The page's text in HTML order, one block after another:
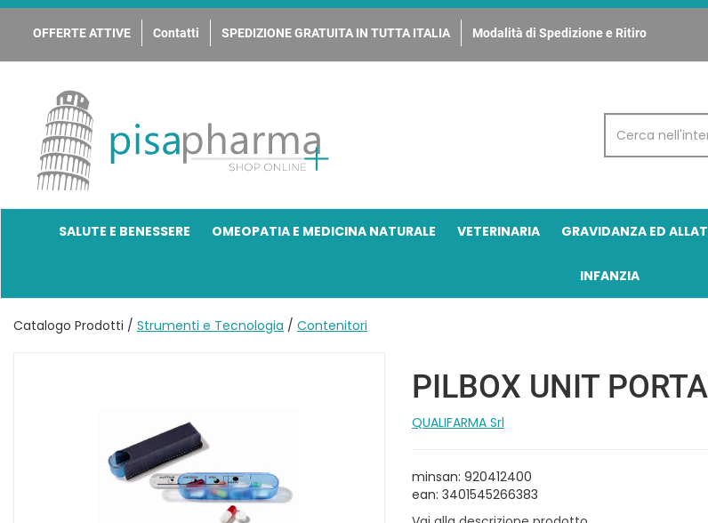
Passa
principale
OFFERTE ATTIVE Contatti SPEDIZIONE GRATUITA IN TUTTA ITALIA Modalità di Spedizione e Ritiro
PisaPharma
Prodotto
SALUTE E BENESSERE OMEOPATIA E MEDICINA NATURALE VETERINARIA GRAVIDANZA ED
INFANZIA
Catalogo Prodotti / Strumenti e Tecnologia / Contenitori
PILBOX UNIT
QUALIFARMA Srl
minsan: 920412400
ean: 3401545266383